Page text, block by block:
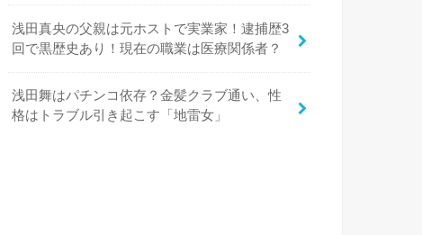
浅田真央の父親は元ホストで実業家！逮捕歴3
回で黒歴史あり！現在の職業は医療関係者？
浅田舞はパチンコ依存？金髪クラブ通い、性
格はトラブル引き起こす「地雷女」